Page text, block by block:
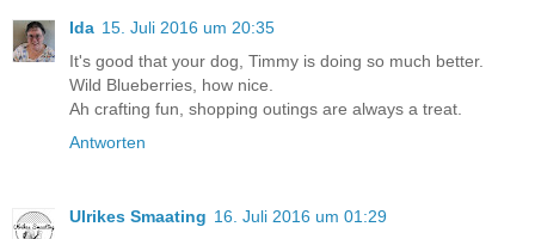
Ida 15. Juli 2016 um 20:35
It's good that your dog, Timmy is doing so much better.
Wild Blueberries, how nice.
Ah crafting fun, shopping outings are always a treat.
Antworten
Ulrikes Smaating 16. Juli 2016 um 01:29